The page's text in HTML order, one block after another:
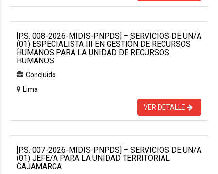
[P.S. 008-2026-MIDIS-PNPDS] – SERVICIOS DE UN/A
(01) ESPECIALISTA III EN GESTIÓN DE RECURSOS
HUMANOS PARA LA UNIDAD DE RECURSOS
HUMANOS
Concluido
Lima
VER DETALLE
[P.S. 007-2026-MIDIS-PNPDS] – SERVICIOS DE UN/A
(01) JEFE/A PARA LA UNIDAD TERRITORIAL
CAJAMARCA